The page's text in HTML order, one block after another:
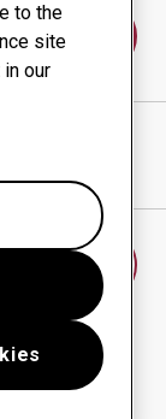
to the
site
our